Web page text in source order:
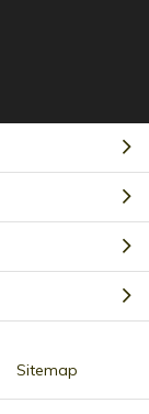
Sitemap